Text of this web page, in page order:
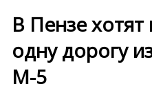
В Пензе
одну дорогу
М-5